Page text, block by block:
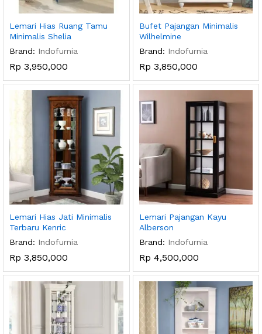
Lemari Hias Ruang Tamu
Minimalis Shelia
Brand: Indofurnia
Rp 3,950,000
Bufet Pajangan Minimalis
Wilhelmine
Brand: Indofurnia
Rp 3,850,000
Lemari Hias Jati Minimalis
Terbaru Kenric
Brand: Indofurnia
Rp 3,850,000
Lemari Pajangan Kayu
Alberson
Brand: Indofurnia
Rp 4,500,000